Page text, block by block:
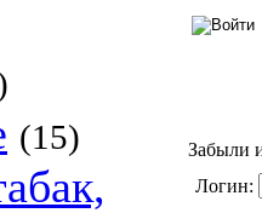
(15)
Забыли
Логин: